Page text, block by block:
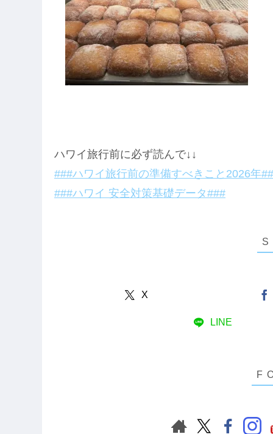
ハワイ旅行前に必ず読んで↓↓
###ハワイ旅行前の準備すべきこと2026年
###ハワイ 安全対策基礎データ###
X
LINE